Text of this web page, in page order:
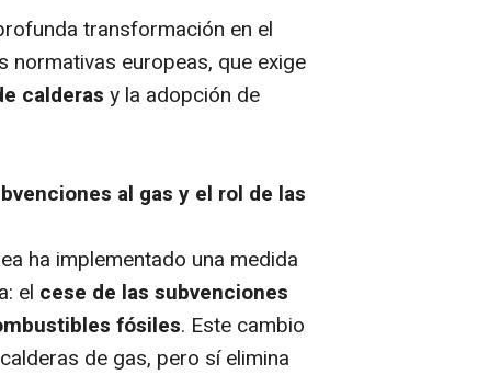
transformación en el
europeas, que exige
calderas y la adopción de
al gas y el rol de las
ha implementado una medida
el cese de las subvenciones
fósiles. Este cambio
de gas, pero sí elimina